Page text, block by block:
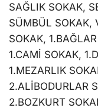
SAĞLIK SOKAK,
SÜMBÜL SOKAK,
SOKAK,
1.CAMİ SOKAK,
1.MEZARLIK
2.ALİBODURLAR
2.BOZKURT